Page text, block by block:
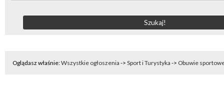
Oglądasz właśnie:Wszystkie ogłoszenia -> Sport i Turystyka -> Obuwie